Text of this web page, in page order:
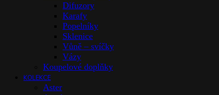
Difuzory
Karafy
Popelníky
Sklenice
Vůně – svíčky
Vázy
Koupelové doplňky
KOLEKCE
Aster